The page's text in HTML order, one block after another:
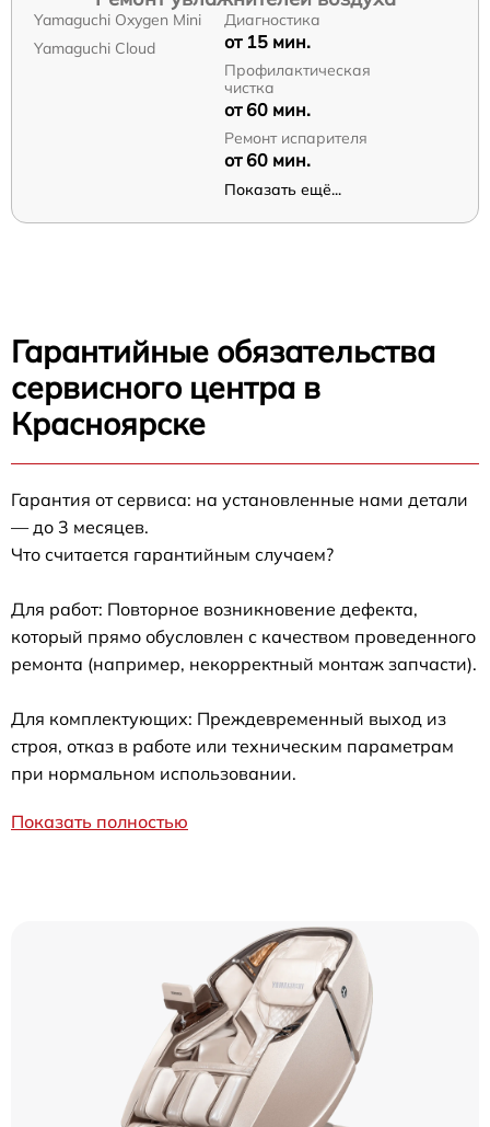
Yamaguchi Oxygen Mini
Yamaguchi Cloud
Диагностика
от 15 мин.
Профилактическая
чистка
от 60 мин.
Ремонт испарителя
от 60 мин.
Показать ещё...
Гарантийные обязательства
сервисного центра в
Красноярске
Гарантия от сервиса: на установленные нами детали
— до 3 месяцев.
Что считается гарантийным случаем?
Для работ: Повторное возникновение дефекта,
который прямо обусловлен с качеством проведенного
ремонта (например, некорректный монтаж запчасти).
Для комплектующих: Преждевременный выход из
строя, отказ в работе или техническим параметрам
при нормальном использовании.
Показать полностью